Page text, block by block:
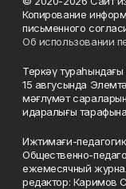
Копирование
письменного
Об использовании
Теркәү тураһындағы
15 авгусында
мәғлүмәт
идаралығы
Ижтимағи-
Общественно-
ежемесячный
редактор: Каримов